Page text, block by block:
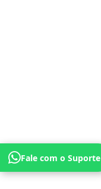
Fale com o Suporte